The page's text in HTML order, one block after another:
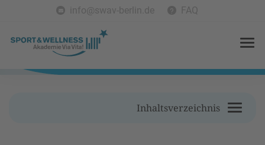
info@swav-berlin.de FAQ
Inhaltsverzeichnis